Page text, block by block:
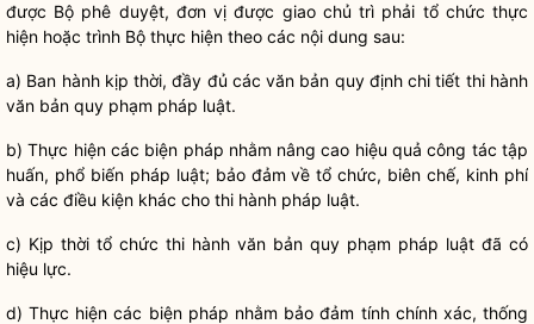
được Bộ phê duyệt, đơn vị được giao chủ trì phải tổ chức thực
hiện hoặc trình Bộ thực hiện theo các nội dung sau:
a) Ban hành kịp thời, đầy đủ các văn bản quy định chi tiết thi hành
văn bản quy phạm pháp luật.
b) Thực hiện các biện pháp nhằm nâng cao hiệu quảcông tác tập
huấn, phổ biến pháp luật; bảo đảm về tổ chức, biên chế, kinh phí
và các điều kiện khác cho thi hành pháp luật.
c) Kịp thời tổ chức thi hành văn bản quy phạm pháp luật đã có
hiệu lực.
d) Thực hiện các biện pháp nhằm bảo đảm tính chính xác, thống